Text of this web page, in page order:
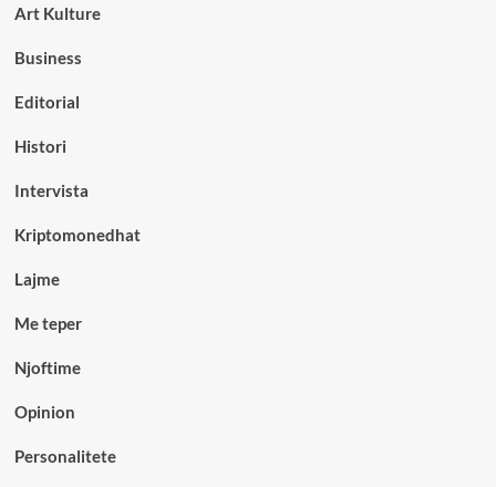
Art Kulture
Business
Editorial
Histori
Intervista
Kriptomonedhat
Lajme
Me teper
Njoftime
Opinion
Personalitete